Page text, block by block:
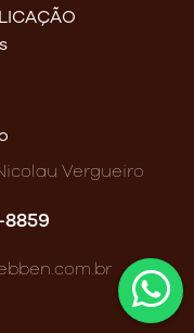
Vergueiro